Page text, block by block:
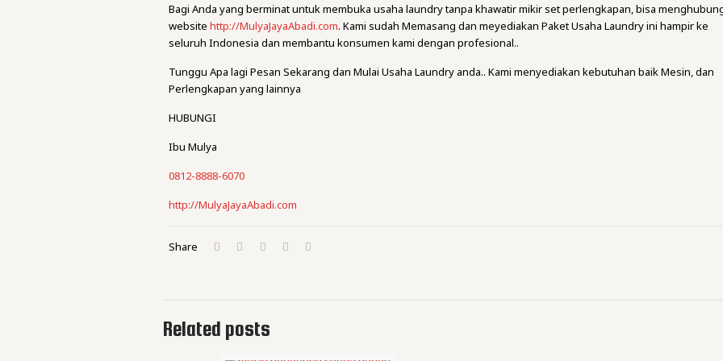
Bagi Anda yang berminat untuk membuka usaha laundry tanpa khawatir mikir set perlengkapan, bisa
websitehttp://MulyaJayaAbadi.com. Kami sudah Memasang dan meyediakan Paket Usaha Laundry ini hampir ke
seluruh Indonesia dan membantu konsumen kami dengan profesional..
Tunggu Apa lagi Pesan Sekarang dan Mulai Usaha Laundry anda.. Kami menyediakan kebutuhan baik Mesin, dan
Perlengkapan yang lainnya
HUBUNGI
Ibu Mulya
0812-8888-6070
http://MulyaJayaAbadi.com
Share
Related posts